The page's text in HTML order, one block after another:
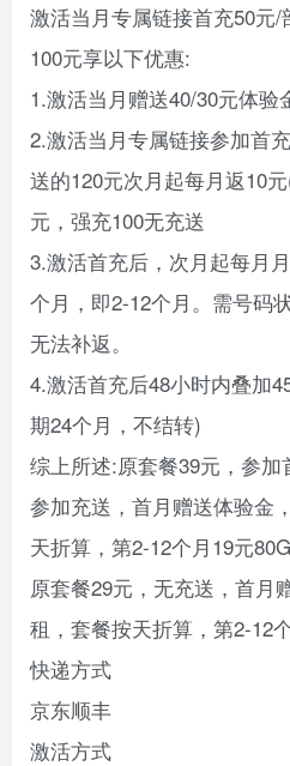
激活当月专属链接首充50元
100元享以下优惠:
1.激活当月赠送40/30元体
2.激活当月专属链接参加首
送的120元次月起每月返10
元，强充100无充送
3.激活首充后，次月起每月
个月，即2-12个月。需号码
无法补返。
4.激活首充后48小时内叠加
期24个月，不结转)
综上所述:原套餐39元，参
参加充送，首月赠送体验金
天折算，第2-12个月19元
原套餐29元，无充送，首月
租，套餐按天折算，第2-12
快递方式
京东顺丰
激活方式